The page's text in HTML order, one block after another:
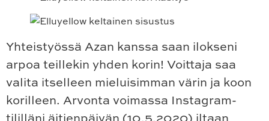
Yhteistyössä Azan kanssa saan ilokseni
arpoa teillekin yhden korin! Voittaja saa
valita itselleen mieluisimman värin ja koon
korilleen. Arvonta voimassa Instagram-